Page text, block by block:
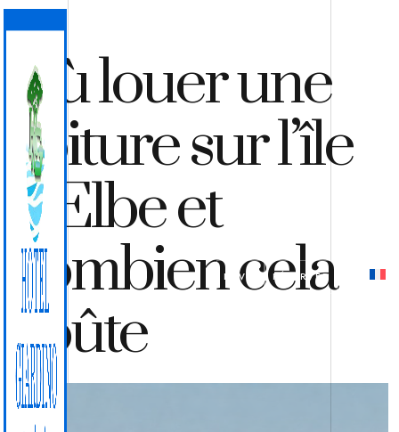
RÉSERVER
DEVIS
Où louer une
voiture sur l’île
d’Elbe et
combien cela
coûte